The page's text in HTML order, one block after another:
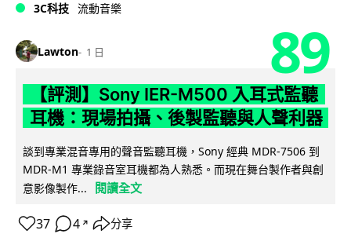
3C科技 流動音樂
Lawton 1 日 89
【評測】Sony IER-M500 入耳式監聽
耳機：現場拍攝、後製監聽與人聲利器
談到專業混音專用的聲音監聽耳機，Sony 經典 MDR-7506 到
MDR-M1 專業錄音室耳機都為人熟悉。而現在舞台製作者與創
意影像製作...
閱讀全文
37 4 ↗ 分享